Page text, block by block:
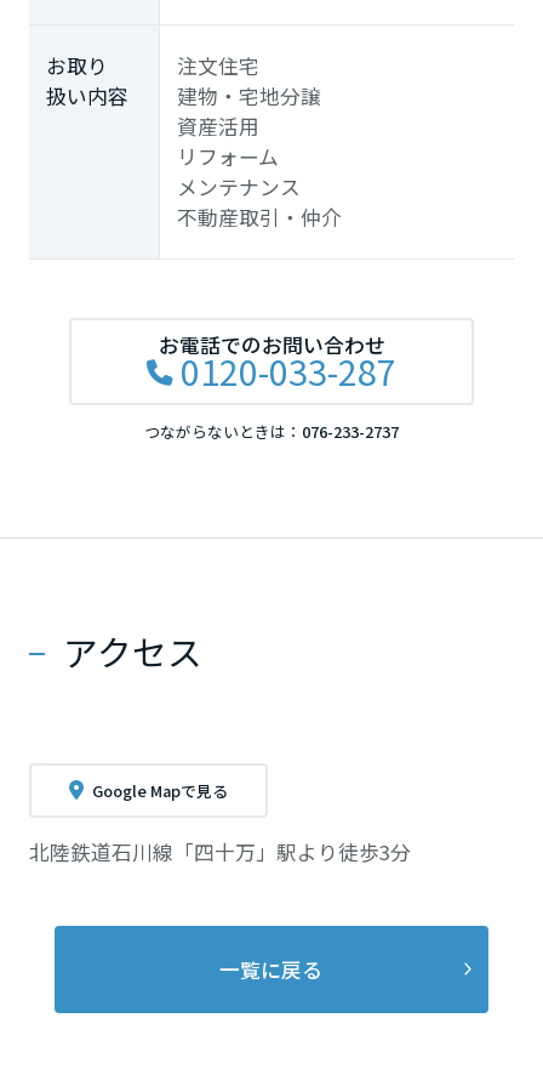
お取り
扱い内容
注文住宅
建物・宅地分譲
資産活用
リフォーム
メンテナンス
不動産取引・仲介
お電話でのお問い合わせ
0120-033-287
つながらないときは： 076-233-2737
アクセス
Google Mapで見る
北陸鉄道石川線「四十万」駅より徒歩3分
一覧に戻る